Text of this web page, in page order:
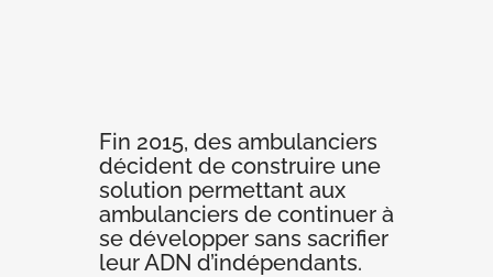
Fin 2015, des ambulanciers
décident de construire une
solution permettant aux
ambulanciers de continuer à
se développer sans sacrifier
leur ADN d’indépendants.